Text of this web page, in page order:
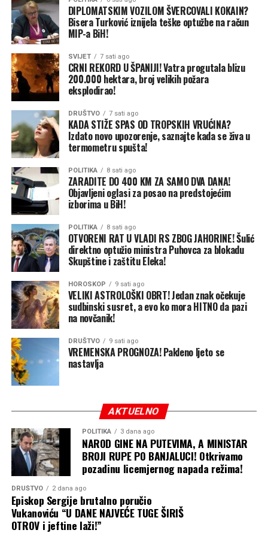
propisanom procedurom sazvati vanrednu skupštinu i
javnost će o svemu biti obaviještena“, kaže Šulić.
Na pitanje da li će na dnevnom redu biti i prijedlog za
smjenu predsjednika Nadzornog odbora OC „Jahorina“
Nedeljka Eleka, Šulić kratko kaže: „Sve može biti na
dnevnom redu“.
Kada je u pitanju dnevni red, Šulić precizira da on kao
predstavnik državnog kapitala koji čini preko 90 odsto
ukupnog kapitala u OC „Jahorina“ predlaže dnevni red
za vanrednu skupštinu.
„Ja predlažem dnevni red, a od Vlade, odnosno od
resornog ministra dobijam preporuke za glasanje“,
objašnjava Šulić.
Ministar trgovine i turizma Ned Puhovac nije odgovarao
na pozive CAPITAL-a, a u petak je izjavio da se „na
Skupštini akcionara nije moglo glasati o finansijskom
izvještaju tog akcionarnog društva, jer je izvještaj sa
preporukom vraćen na doradu IRB-u RS“.
„IRB je taj koji daje upute kako će se glasati. Vlada RS je
samo ta koja to potvrđuje“, rekao je između ostalog
Puhovac za Aloonline.
Na pitanje da prokomentariše ovu izjavu ministra
Podsjećamo, Elek je 12. jula naveče smijenjen sa funkcije
direktora „Sarajevo-gasa“ nakon što su svi članovi
Upravnog odbora po nalogu lidera SNSD-a Milorada
Dodika glasali za njegovu smjenu.
Mediji bliski vlasti tada su objavili i da je isključen iz
SNSD-a i da će biti uklonjen i sa funkcije v.d. predsjednika
Nadzornog odbora OC „Jahorina“.
DIPLOMATSKIM VOZILOM ŠVERCOVALI KOKAIN?
Bisera Turković iznijela teške optužbe na račun
MIP-a BiH!
SVIJET 7 sati ago
CRNI REKORD U ŠPANIJI! Vatra progutala blizu
200.000 hektara, broj velikih požara
eksplodirao!
DRUŠTVO 7 sati ago
KADA STIŽE SPAS OD TROPSKIH VRUĆINA?
Izdato novo upozorenje, saznajte kada se živa u
termometru spušta!
POLITIKA 8 sati ago
ZARADITE DO 400 KM ZA SAMO DVA DANA!
Objavljeni oglasi za posao na predstojećim
izborima u BiH!
POLITIKA 8 sati ago
OTVORENI RAT U VLADI RS ZBOG JAHORINE! Šulić
direktno optužio ministra Puhovca za blokadu
Skupštine i zaštitu Eleka!
HOROSKOP 9 sati ago
VELIKI ASTROLOŠKI OBRT! Jedan znak očekuje
sudbinski susret, a evo ko mora HITNO da pazi
na novčanik!
DRUŠTVO 9 sati ago
VREMENSKA PROGNOZA! Pakleno ljeto se
nastavlja
AKTUELNO
POLITIKA 3 dana ago
NAROD GINE NA PUTEVIMA, A MINISTAR
BROJI RUPE PO BANJALUCI! Otkrivamo
pozadinu licemjernog napada režima!
DRUŠTVO 2 dana ago
Episkop Sergije brutalno poručio
Vukanoviću “U DANE NAJVEĆE TUGE ŠIRIŠ
OTROV i jeftine laži!”